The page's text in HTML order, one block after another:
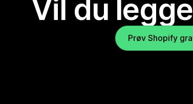
Vil du
Prøv Shopify